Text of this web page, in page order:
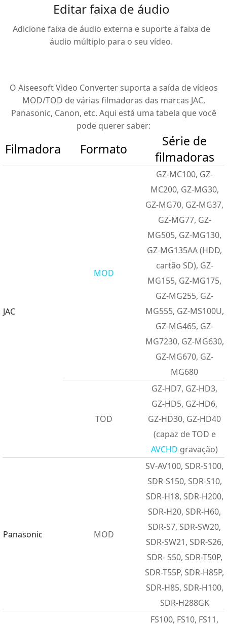
Editar faixa de áudio
Adicione faixa de áudio externa e suporte a faixa de
áudio múltiplo para o seu vídeo.
O Aiseesoft Video Converter suporta a saída de vídeos
MOD/TOD de várias filmadoras das marcas JAC,
Panasonic, Canon, etc. Aqui está uma tabela que você
pode querer saber:
Filmadora Formato
Série de
filmadoras
JAC
MOD
GZ-MC100, GZ-
MC200, GZ-MG30,
GZ-MG70, GZ-MG37,
GZ-MG77, GZ-
MG505, GZ-MG130,
GZ-MG135AA (HDD,
cartão SD), GZ-
MG155, GZ-MG175,
GZ-MG255, GZ-
MG555, GZ-MS100U,
GZ-MG465, GZ-
MG7230, GZ-MG630,
GZ-MG670, GZ-
MG680
TOD
GZ-HD7, GZ-HD3,
GZ-HD5, GZ-HD6,
GZ-HD30, GZ-HD40
(capaz de TOD e
AVCHD gravação)
Panasonic MOD
SV-AV100, SDR-S100,
SDR-S150, SDR-S10,
SDR-H18, SDR-H200,
SDR-H20, SDR-H60,
SDR-S7, SDR-SW20,
SDR-SW21, SDR-S26,
SDR- S50, SDR-T50P,
SDR-T55P, SDR-H85P,
SDR-H85, SDR-H100,
SDR-H288GK
FS100, FS10, FS11,